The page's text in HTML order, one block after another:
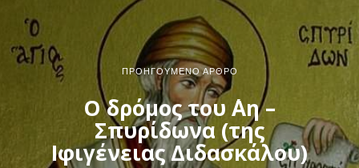
ΠΡΟΗΓΟΎΜΕΝΟ ΆΡΘΡΟ
Ο δρόμος του ΄Αη –
Σπυρίδωνα (της
Ιφιγένειας Διδασκάλου)